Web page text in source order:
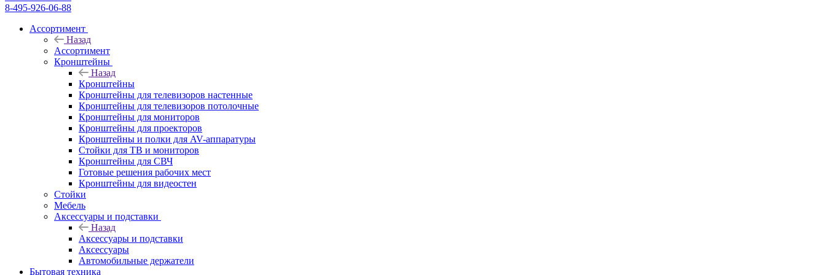
8-495-926-06-88
Ассортимент
Назад
Ассортимент
Кронштейны
Назад
Кронштейны
Кронштейны для телевизоров настенные
Кронштейны для телевизоров потолочные
Кронштейны для мониторов
Кронштейны для проекторов
Кронштейны и полки для AV-аппаратуры
Стойки для ТВ и мониторов
Кронштейны для СВЧ
Готовые решения рабочих мест
Кронштейны для видеостен
Стойки
Мебель
Аксессуары и подставки
Назад
Аксессуары и подставки
Аксессуары
Автомобильные держатели
Бытовая техника